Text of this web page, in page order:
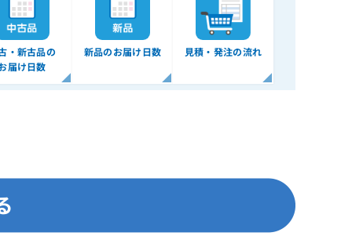
・新古品の
届け日数
新品のお届け日数 見積・発注の流れ